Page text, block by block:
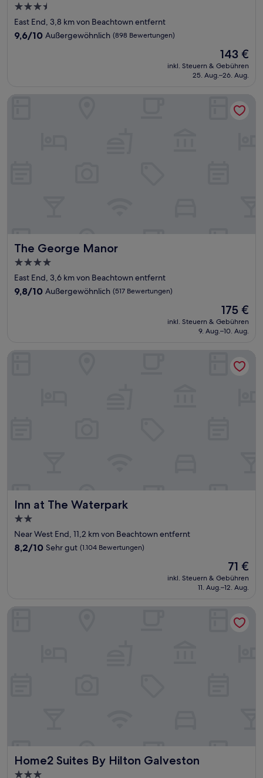
3.5-
Sterne-
Unterkunft
East End, 3,8 km von Beachtown entfernt
9.6
9,6/10 Außergewöhnlich (898 Bewertungen)
Der
Preis
beträgt
143 €
inkl. Steuern & Gebühren
25. Aug.–26. Aug.
The George Manor
The George Manor
4.0-
Sterne-
Unterkunft
East End, 3,6 km von Beachtown entfernt
9.8
9,8/10 Außergewöhnlich (517 Bewertungen)
Der
Preis
beträgt
175 €
inkl. Steuern & Gebühren
9. Aug.–10. Aug.
The George Manor
Inn at The Waterpark
Inn at The Waterpark
2.0-
Sterne-
Unterkunft
Near West End, 11,2 km von Beachtown entfernt
8.2
Bewertungen)
8,2/10 Sehr gut (1.104 Bewertungen)
Der
Preis
beträgt
71 €
inkl. Steuern & Gebühren
11. Aug.–12. Aug.
Home2 Suites By Hilton Galveston
Home2 Suites By Hilton Galveston
3.0-
Home2 Suites By Hilton Galveston